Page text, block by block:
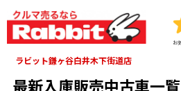
お
ラビット鎌ヶ谷白井木下街道店
最新入庫販売中古車一